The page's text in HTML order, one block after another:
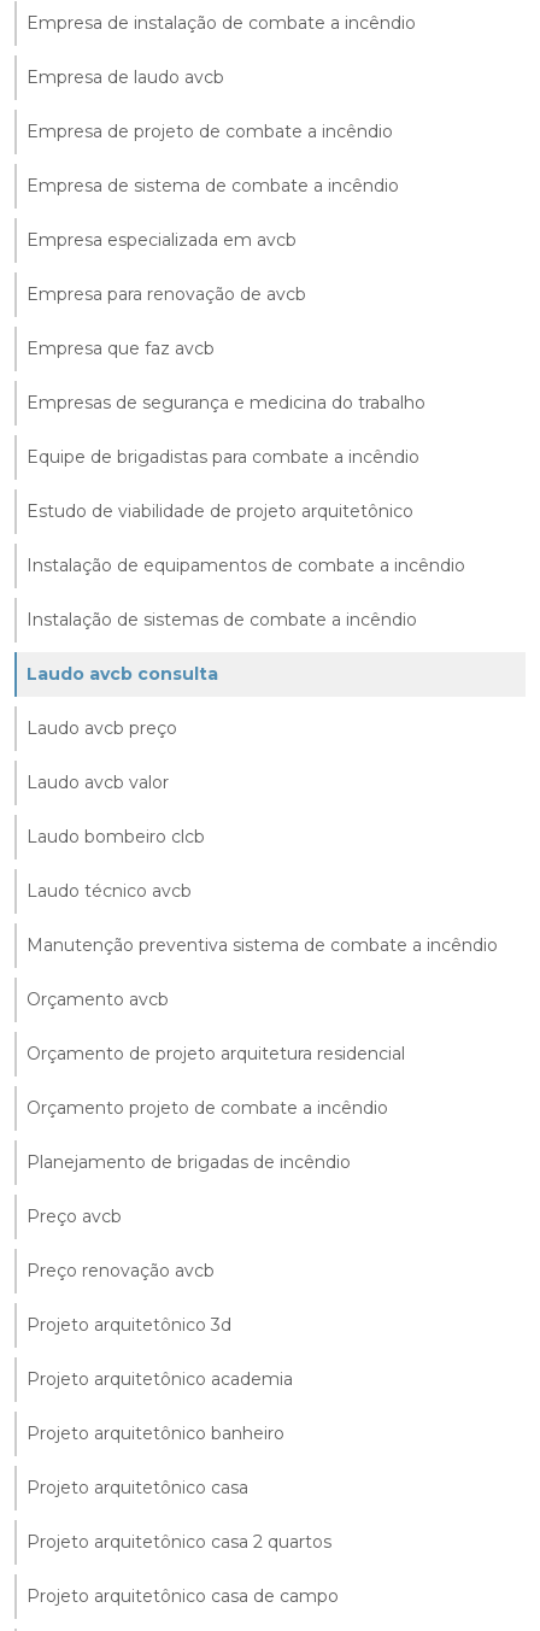
Empresa de instalação de combate a incêndio
Empresa de laudo avcb
Empresa de projeto de combate a incêndio
Empresa de sistema de combate a incêndio
Empresa especializada em avcb
Empresa para renovação de avcb
Empresa que faz avcb
Empresas de segurança e medicina do trabalho
Equipe de brigadistas para combate a incêndio
Estudo de viabilidade de projeto arquitetônico
Instalação de equipamentos de combate a incêndio
Instalação de sistemas de combate a incêndio
Laudo avcb consulta
Laudo avcb preço
Laudo avcb valor
Laudo bombeiro clcb
Laudo técnico avcb
Manutenção preventiva sistema de combate a incêndio
Orçamento avcb
Orçamento de projeto arquitetura residencial
Orçamento projeto de combate a incêndio
Planejamento de brigadas de incêndio
Preço avcb
Preço renovação avcb
Projeto arquitetônico 3d
Projeto arquitetônico academia
Projeto arquitetônico banheiro
Projeto arquitetônico casa
Projeto arquitetônico casa 2 quartos
Projeto arquitetônico casa de campo